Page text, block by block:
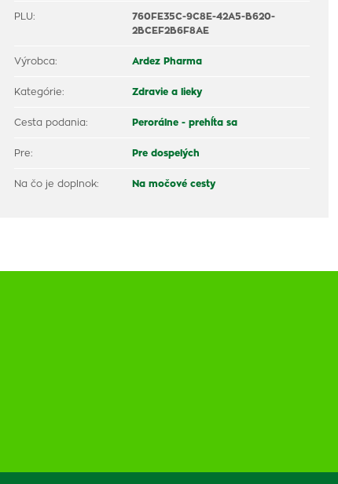
PLU:
760FE35C-9C8E-42A5-B620-
2BCEF2B6F8AE
Výrobca: Ardez Pharma
Kategórie: Zdravie a lieky
Cesta podania: Perorálne - prehĺta sa
Pre: Pre dospelých
Na čo je doplnok: Na močové cesty